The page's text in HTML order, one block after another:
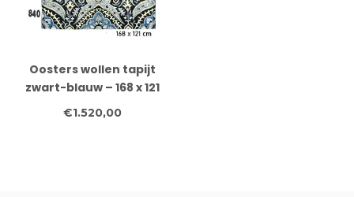
Oosters wollen tapijt
zwart-blauw – 168 x 121
cm – handgeknoopt
€1.520,00